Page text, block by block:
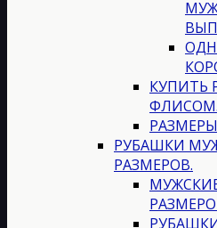
КУПИТЬ
ФЛИСОМ.
РУБАШКИ
РАЗМЕРОВ.